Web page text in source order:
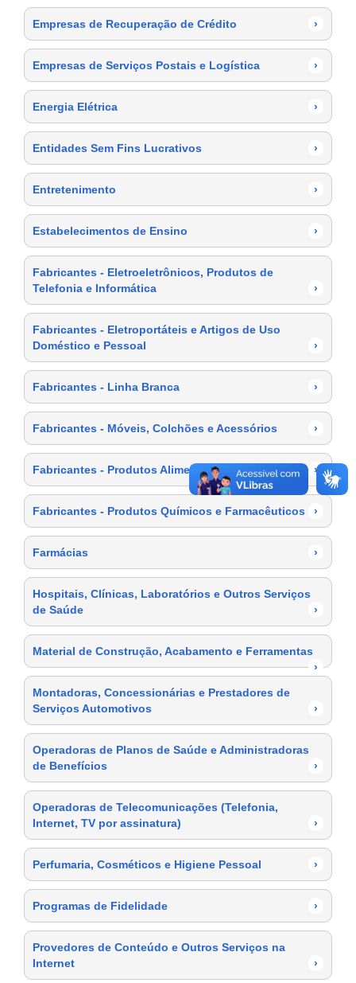
Empresas de Recuperação de Crédito ›
Empresas de Serviços Postais e Logística ›
Energia Elétrica ›
Entidades Sem Fins Lucrativos ›
Entretenimento ›
Estabelecimentos de Ensino ›
Fabricantes - Eletroeletrônicos, Produtos de
Telefonia e Informática
›
Fabricantes - Eletroportáteis e Artigos de Uso
Doméstico e Pessoal
›
Fabricantes - Linha Branca ›
Fabricantes - Móveis, Colchões e Acessórios ›
Fabricantes - Produtos Alimentícios ›
Fabricantes - Produtos Químicos e Farmacêuticos ›
Farmácias ›
Hospitais, Clínicas, Laboratórios e Outros Serviços
de Saúde
›
Material de Construção, Acabamento e Ferramentas
›
Montadoras, Concessionárias e Prestadores de
Serviços Automotivos
›
Operadoras de Planos de Saúde e Administradoras
de Benefícios
›
Operadoras de Telecomunicações (Telefonia,
Internet, TV por assinatura)
›
Perfumaria, Cosméticos e Higiene Pessoal ›
Programas de Fidelidade ›
Provedores de Conteúdo e Outros Serviços na
Internet
›